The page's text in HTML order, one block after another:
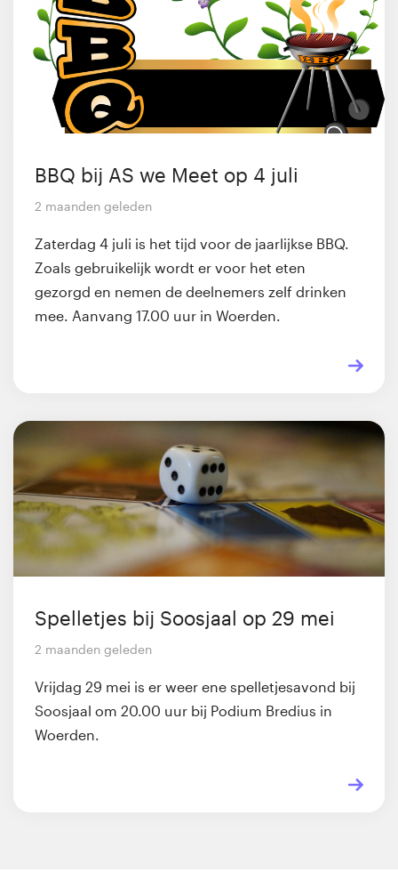
BBQ bij AS we Meet op 4 juli
2 maanden geleden
Zaterdag 4 juli is het tijd voor de jaarlijkse BBQ.
Zoals gebruikelijk wordt er voor het eten
gezorgd en nemen de deelnemers zelf drinken
mee. Aanvang 17.00 uur in Woerden.
Spelletjes bij Soosjaal op 29 mei
2 maanden geleden
Vrijdag 29 mei is er weer ene spelletjesavond bij
Soosjaal om 20.00 uur bij Podium Bredius in
Woerden.